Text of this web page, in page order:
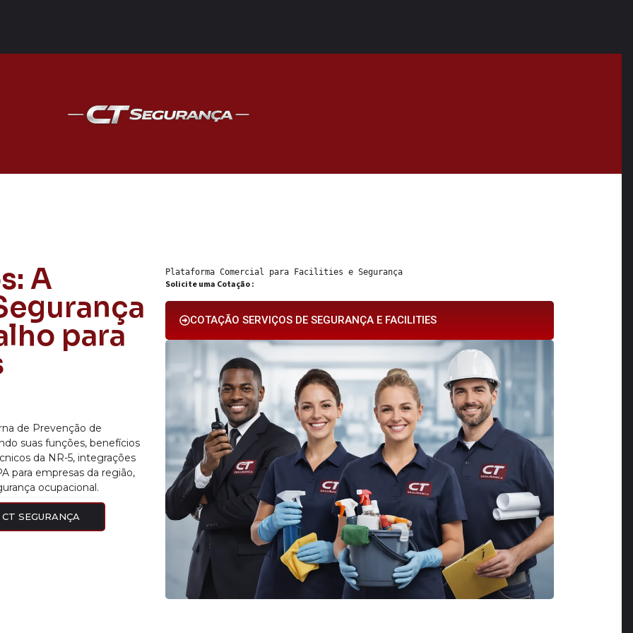
A
para
de Prevenção de
suas funções, benefícios
da NR-5, integrações
para empresas da região,
ocupacional.
SEGURANÇA
Plataforma Comercial para Facilities e Segurança
Solicite uma Cotação :
COTAÇÃO SERVIÇOS DE SEGURANÇA E FACILITIES